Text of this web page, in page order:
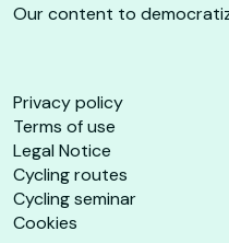
Our content to
Privacy policy
Terms of use
Legal Notice
Cycling routes
Cycling seminar
Cookies